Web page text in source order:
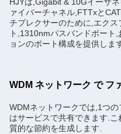
HJYは,Gigabit & 10Gイーサ
ァイバーチャネル,FTTxと
チプレクサーのために,エク
ト,1310nmパスバンドポート
ョンのポート構成を提供しま
WDM ネットワーク で フ
WDMネットワークでは,1つ
はサービスで共有できます.
質的な節約を生成します.